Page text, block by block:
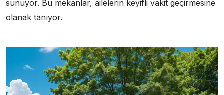
sunuyor. Bu mekanlar, ailelerin keyifli vakit geçirmesine
olanak tanıyor.